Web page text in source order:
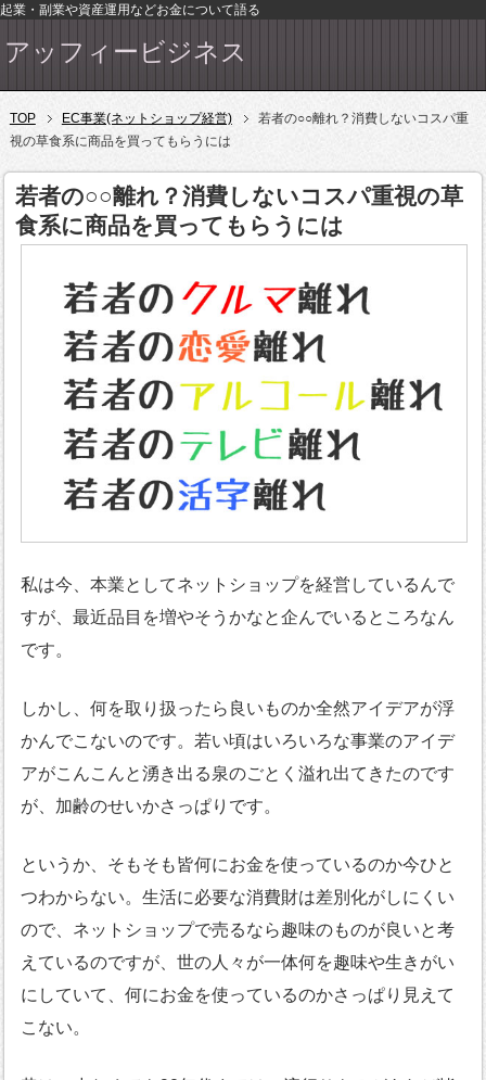
起業・副業や資産運用などお金について語る
アッフィービジネス
TOP EC事業(ネットショップ経営)
若者の○○離れ？消費しないコスパ重
視の草食系に商品を買ってもらうには
若者の○○離れ？消費しないコスパ重視の草
食系に商品を買ってもらうには
私は今、本業としてネットショップを経営しているんで
すが、最近品目を増やそうかなと企んでいるところなん
です。
しかし、何を取り扱ったら良いものか全然アイデアが浮
かんでこないのです。若い頃はいろいろな事業のアイデ
アがこんこんと湧き出る泉のごとく溢れ出てきたのです
が、加齢のせいかさっぱりです。
というか、そもそも皆何にお金を使っているのか今ひと
つわからない。生活に必要な消費財は差別化がしにくい
ので、ネットショップで売るなら趣味のものが良いと考
えているのですが、世の人々が一体何を趣味や生きがい
にしていて、何にお金を使っているのかさっぱり見えて
こない。